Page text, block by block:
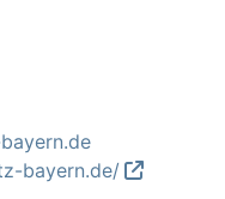
bayern.de/